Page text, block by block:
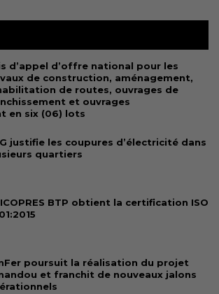
d’appel d’offre national pour les
de construction, aménagement,
de routes, ouvrages de
et ouvrages
en six (06) lots
justifie les coupures d’électricité dans
quartiers
BTP obtient la certification ISO
poursuit la réalisation du projet
et franchit de nouveaux jalons